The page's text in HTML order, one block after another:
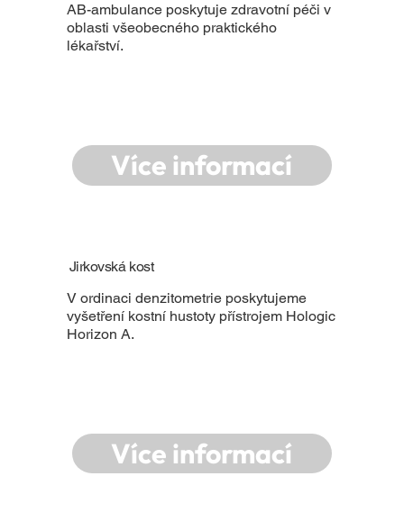
​AB-ambulance poskytuje zdravotní péči v
oblasti všeobecného praktického
lékařství.
Více informací
Jirkovská kost
V ordinaci denzitometrie poskytujeme
vyšetření kostní hustoty přístrojem Hologic
Horizon A.
Více informací